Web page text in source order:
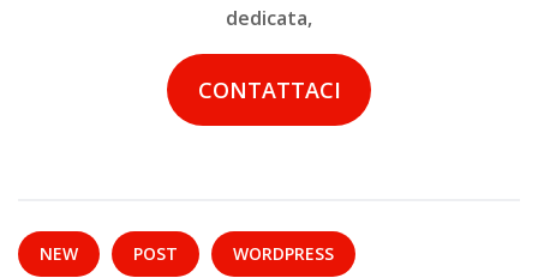
dedicata,
CONTATTACI
NEW POST WORDPRESS